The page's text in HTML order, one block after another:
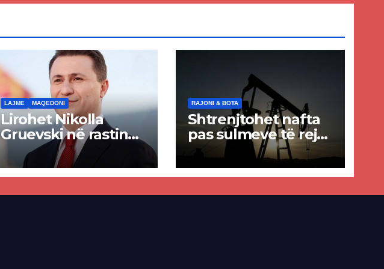
LAJME MAQEDONI
Lirohet Nikolla
Gruevski në rastin
“Talir 2”, gjykata
rrëzon akuzat për
ndërtimin e
paligjshëm të selisë
RAJONI & BOTA
Shtrenjtohet nafta
pas sulmeve të reja
SHBA–Iran